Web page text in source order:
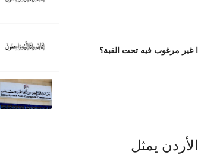
غير مرغوب فيه تحت القبة؟
يمثل